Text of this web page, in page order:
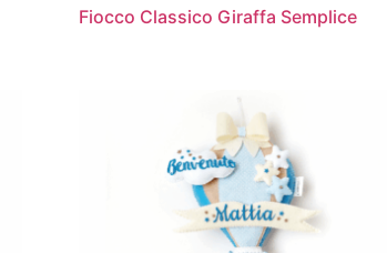
Fiocco Classico Giraffa Semplice